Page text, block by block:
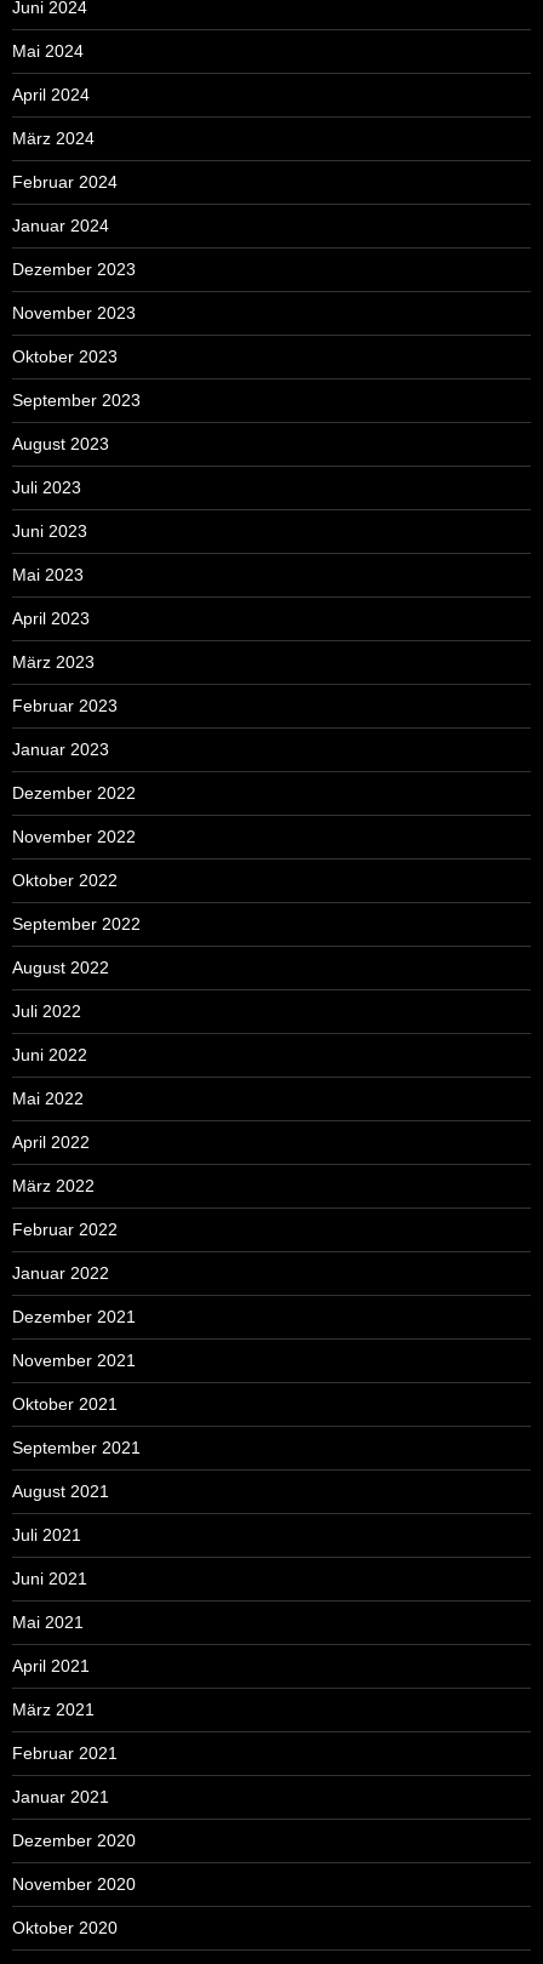
Juni 2024
Mai 2024
April 2024
März 2024
Februar 2024
Januar 2024
Dezember 2023
November 2023
Oktober 2023
September 2023
August 2023
Juli 2023
Juni 2023
Mai 2023
April 2023
März 2023
Februar 2023
Januar 2023
Dezember 2022
November 2022
Oktober 2022
September 2022
August 2022
Juli 2022
Juni 2022
Mai 2022
April 2022
März 2022
Februar 2022
Januar 2022
Dezember 2021
November 2021
Oktober 2021
September 2021
August 2021
Juli 2021
Juni 2021
Mai 2021
April 2021
März 2021
Februar 2021
Januar 2021
Dezember 2020
November 2020
Oktober 2020